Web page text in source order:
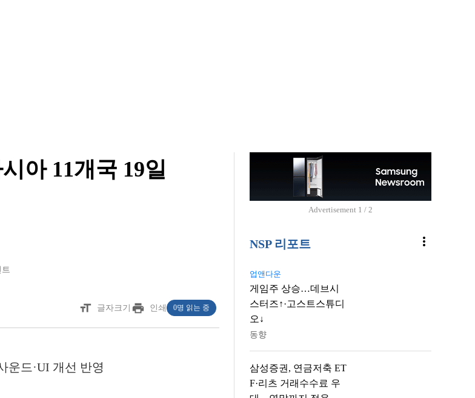
아 11개국 19일
format_size 글자크기 print 인쇄 0명 읽는 중
운드·UI 개선 반영
Advertisement 1 / 2
NSP 리포트 more_vert
업앤다운
게임주 상승…데브시
스터즈↑·고스트스튜디
오↓
동향
삼성증권, 연금저축 ET
F·리츠 거래수수료 우